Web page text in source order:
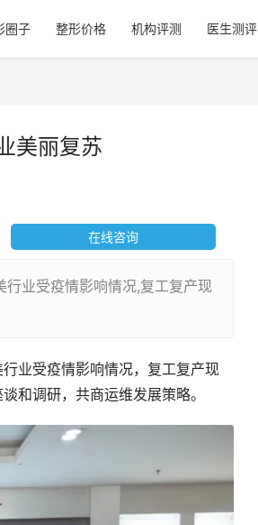
圈子 整形价格 机构评测 医生测评
美丽复苏
在线咨询
业受疫情影响情况,复工复产现
业受疫情影响情况，复工复产现
和调研，共商运维发展策略。